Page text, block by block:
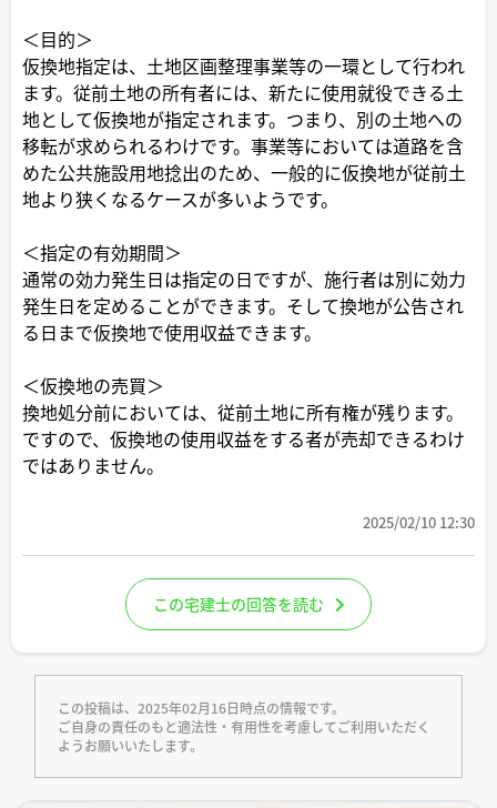
＜目的＞
仮換地指定は、土地区画整理事業等の一環として行われ
ます。従前土地の所有者には、新たに使用就役できる土
地として仮換地が指定されます。つまり、別の土地への
移転が求められるわけです。事業等においては道路を含
めた公共施設用地捻出のため、一般的に仮換地が従前土
地より狭くなるケースが多いようです。
＜指定の有効期間＞
通常の効力発生日は指定の日ですが、施行者は別に効力
発生日を定めることができます。そして換地が公告され
る日まで仮換地で使用収益できます。
＜仮換地の売買＞
換地処分前においては、従前土地に所有権が残ります。
ですので、仮換地の使用収益をする者が売却できるわけ
ではありません。
2025/02/10 12:30
この宅建士の回答を読む
この投稿は、2025年02月16日時点の情報です。
ご自身の責任のもと適法性・有用性を考慮してご利用いただく
ようお願いいたします。